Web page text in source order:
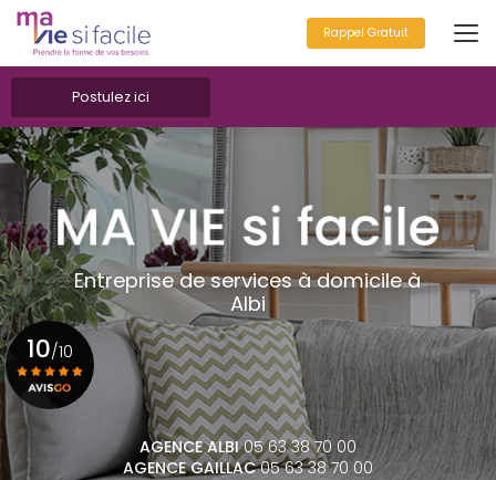
Aller
au
contenu
principal
Postulez ici
Rappel Gratuit
Entreprise de services à domicile à
Albi
AGENCE ALBI05 63 38 70 00
AGENCE GAILLAC05 63 38 70 00
10/10
Voir le certificat